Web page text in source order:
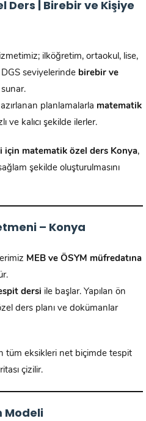
Ders | Birebir ve Kişiye
ilköğretim, ortaokul, lise,
DGS seviyelerinde birebir ve
sunar.
planlamalarla matematik
ve kalıcı şekilde ilerler.
matematik özel ders Konya,
şekilde oluşturulmasını
– Konya
MEB ve ÖSYM müfredatına
dersi ile başlar. Yapılan ön
ders planı ve dokümanlar
tüm eksikleri net biçimde tespit
çizilir.
Modeli